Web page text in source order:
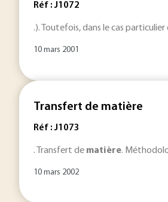
Réf : J1072
.). Toutefois, dans le cas
10 mars 2001
Transfert de matière
Réf : J1073
. Transfert de matière.
10 mars 2002